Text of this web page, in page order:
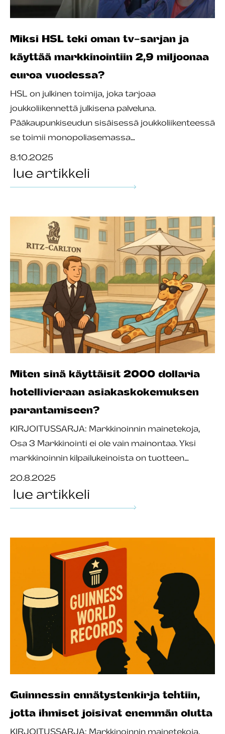
Miksi HSL teki oman tv-sarjan ja
käyttää markkinointiin 2,9 miljoonaa
euroa vuodessa?
HSL on julkinen toimija, joka tarjoaa
joukkoliikennettä julkisena palveluna.
Pääkaupunkiseudun sisäisessä joukkoliikenteessä
se toimii monopoliasemassa…
8.10.2025
lue artikkeli
Miten sinä käyttäisit 2000 dollaria
hotellivieraan asiakaskokemuksen
parantamiseen?
KIRJOITUSSARJA: Markkinoinnin mainetekoja,
Osa 3 Markkinointi ei ole vain mainontaa. Yksi
markkinoinnin kilpailukeinoista on tuotteen…
20.8.2025
lue artikkeli
Guinnessin ennätystenkirja tehtiin,
jotta ihmiset joisivat enemmän olutta
KIRJOITUSSARJA: Markkinoinnin mainetekoja,